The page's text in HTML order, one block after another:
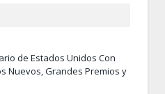
de Estados Unidos Con
Nuevos, Grandes Premios y